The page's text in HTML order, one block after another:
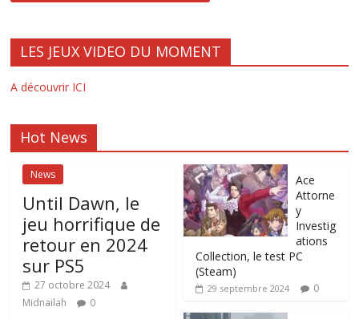
LES JEUX VIDEO DU MOMENT
A découvrir ICI
Hot News
News
Until Dawn, le
jeu horrifique de
retour en 2024
sur PS5
27 octobre 2024
Midnailah
0
Ace
Attorne
y
Investig
ations
Collection, le test PC
(Steam)
29 septembre 2024 0